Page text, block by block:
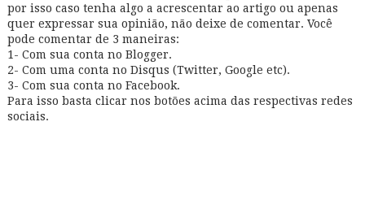
por isso caso tenha algo a acrescentar ao artigo ou apenas
quer expressar sua opinião, não deixe de comentar. Você
pode comentar de 3 maneiras:
1- Com sua conta no Blogger.
2- Com uma conta no Disqus (Twitter, Google etc).
3- Com sua conta no Facebook.
Para isso basta clicar nos botões acima das respectivas redes
sociais.